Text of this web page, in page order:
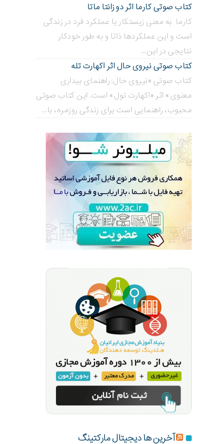
کتاب صوتی کارما اثر دو زانتا ماتا
کارما به معنی زیستکار یا عملکرد فرد در زندگی
است و این عملکردها ذاتا و به طور خودکار
نتایجی در این...
کتاب صوتی نیروی حال اثر اکهارت تله
کتاب صوتی «نیروی حال: راهنمای بیداری
معنوی» اثر «اکهارت تول» است. این کتاب صوتی
محبوب، راهنمایی است برای زندگی روزمره، با...
آخرین ها دیجیتال مارکتینگ